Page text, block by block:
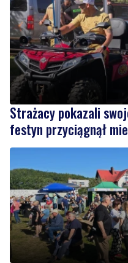
Strażacy pokazali
festyn przyciągnął
Regionalne smaki,
nami Dzień